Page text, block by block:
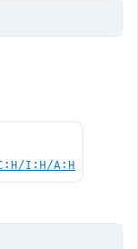
I:H/A:H